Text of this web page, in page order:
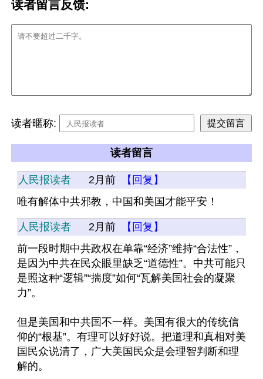
读者留言反馈:
读者暱称:
读者留言
人民报读者 2月前
【回复】
唯有解体中共邪教，中国和美国才能平安！
人民报读者 2月前
【回复】
前一段时期中共政权在单靠“经济”维持“合法性”，
是因为中共在民众眼里缺乏“道德性”。中共可能只
是照这种“逻辑”“揣度”如何“瓦解美国社会的凝聚
力”。
但是美国和中共国不一样。美国有很大的传统信
仰的“根基”。有理可以好好说。把道理和真相对美
国民众说清了，广大美国民众是会理智判断和理
解的。